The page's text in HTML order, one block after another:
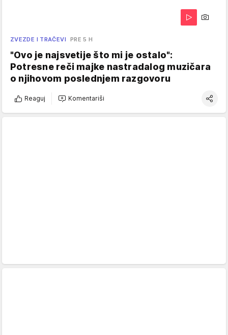
ZVEZDE I TRAČEVI PRE 5 H
"Ovo je najsvetije što mi je ostalo":
Potresne reči majke nastradalog muzičara
o njihovom poslednjem razgovoru
Reaguj Komentariši